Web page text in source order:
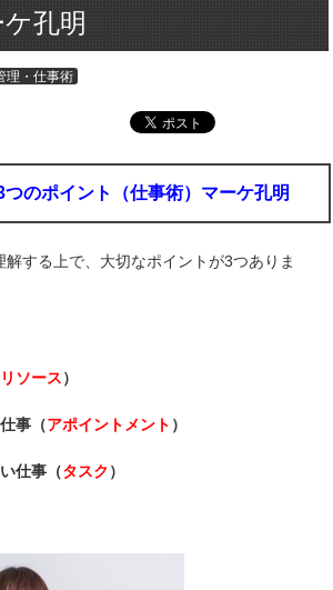
孔明
理・仕事術
のポイント（仕事術）マーケ孔明
する上で、大切なポイントが3つありま
リソース）
事（アポイントメント ）
仕事（タスク ）